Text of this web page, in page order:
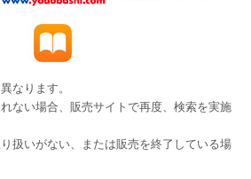
なります。
ない場合、販売サイトで再度、検索を実施
扱いがない、または販売を終了している場